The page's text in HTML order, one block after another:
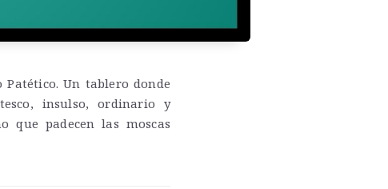
Patético. Un tablero donde
insulso, ordinario y
que padecen las moscas